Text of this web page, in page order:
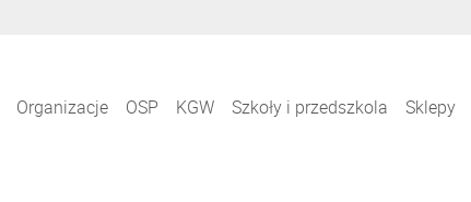
Organizacje OSP KGW Szkoły i przedszkola Sklepy